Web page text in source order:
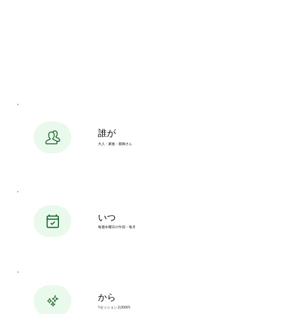
大人・家族・親御さん
誰が
毎週水曜日の午前・毎月
いつ
1セッション2,000円
から